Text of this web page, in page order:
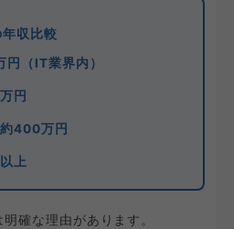
収比較
（IT業界内）
円
400万円
上
確な理由があります。